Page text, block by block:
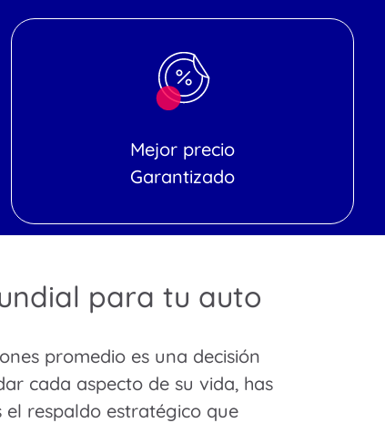
Mejor precio
Garantizado
para tu auto
promedio es una decisión
cada aspecto de su vida, has
respaldo estratégico que